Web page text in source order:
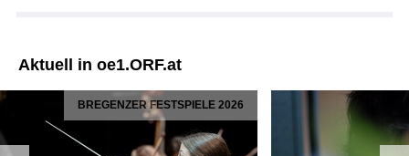
Aktuell in oe1.ORF.at
BREGENZER FESTSPIELE 2026